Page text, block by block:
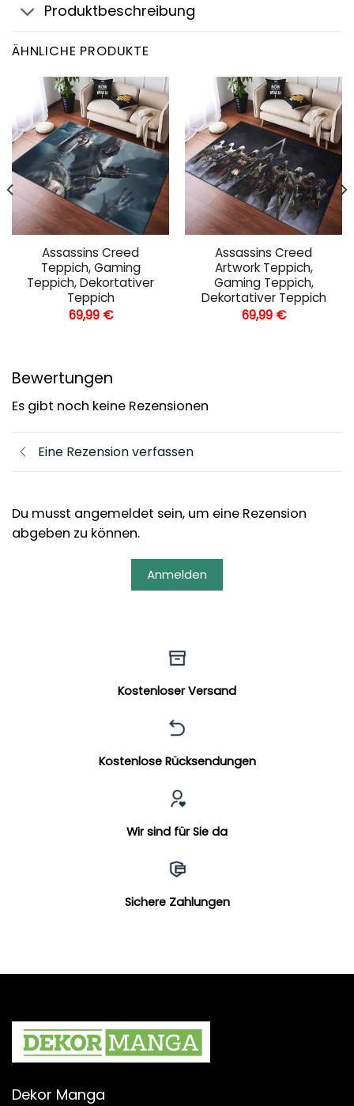
Produktbeschreibung
ÄHNLICHE PRODUKTE
Assassins Creed
Teppich, Gaming
Teppich, Dekortativer
Teppich
69,99 €
Assassins Creed
Artwork Teppich,
Gaming Teppich,
Dekortativer Teppich
69,99 €
Bewertungen
Es gibt noch keine Rezensionen
Eine Rezension verfassen
Du musst angemeldet sein, um eine Rezension
abgeben zu können.
Anmelden
Kostenloser Versand
Kostenlose Rücksendungen
Wir sind für Sie da
Sichere Zahlungen
Dekor Manga